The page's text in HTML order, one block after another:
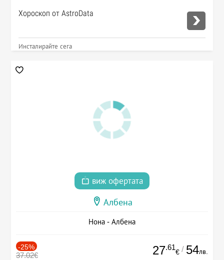
Хороскоп от AstroData
Инсталирайте сега
виж офертата
Албена
Нона - Албена
-25%
37.02€ 27.61
€ / 54лв.